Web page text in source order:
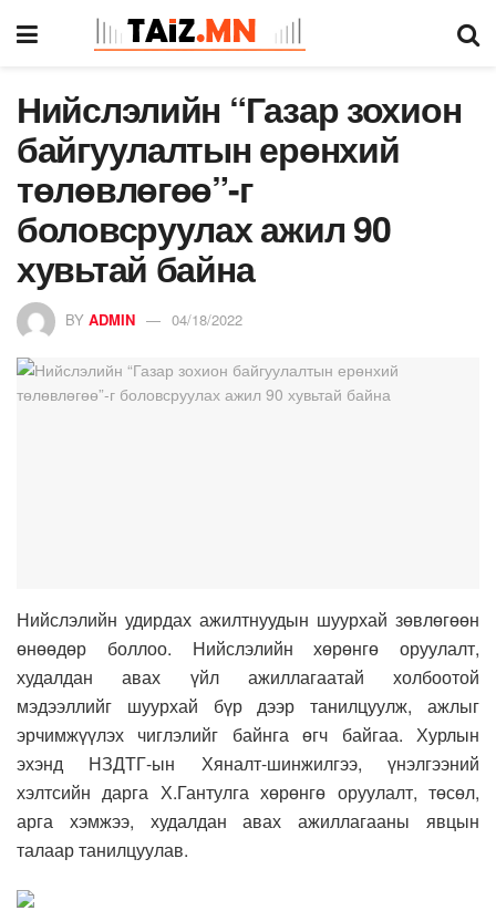
Нийслэлийн “Газар зохион
байгуулалтын ерөнхий
төлөвлөгөө”-г
боловсруулах ажил 90
хувьтай байна
BY ADMIN 04/18/2022
Нийслэлийн удирдах ажилтнуудын шуурхай зөвлөгөөн
өнөөдөр боллоо. Нийслэлийн хөрөнгө оруулалт,
худалдан авах үйл ажиллагаатай холбоотой
мэдээллийг шуурхай бүр дээр танилцуулж, ажлыг
эрчимжүүлэх чиглэлийг байнга өгч байгаа. Хурлын
эхэнд НЗДТГ-ын Хяналт-шинжилгээ, үнэлгээний
хэлтсийн дарга Х.Гантулга хөрөнгө оруулалт, төсөл,
арга хэмжээ, худалдан авах ажиллагааны явцын
талаар танилцуулав.